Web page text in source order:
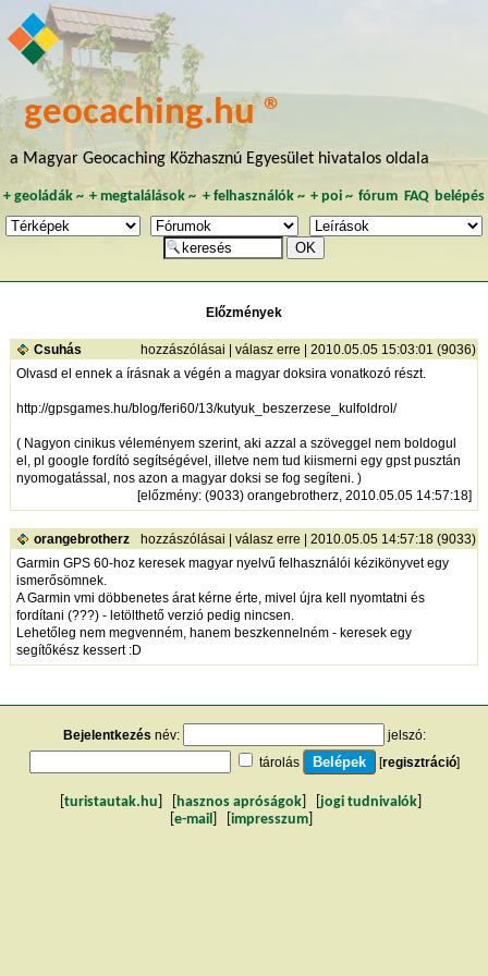
geocaching.hu ®
a Magyar Geocaching Közhasznú Egyesület hivatalos oldala
+ geoládák~ +megtalálások ~ + felhasználók~ + poi~ fórum FAQ belépés
Előzmények
Csuhás hozzászólásai | válasz erre | 2010.05.05 15:03:01 (9036)
Olvasd el ennek a írásnak a végén a magyar doksira vonatkozó részt.
http://gpsgames.hu/blog/feri60/13/kutyuk_beszerzese_kulfoldrol/
( Nagyon cinikus véleményem szerint, aki azzal a szöveggel nem boldogul
el, pl google fordító segítségével, illetve nem tud kiismerni egy gpst pusztán
nyomogatással, nos azon a magyar doksi se fog segíteni. )
[előzmény: (9033) orangebrotherz, 2010.05.05 14:57:18]
orangebrotherz hozzászólásai | válasz erre | 2010.05.05 14:57:18 (9033)
Garmin GPS 60-hoz keresek magyar nyelvű felhasználói kézikönyvet egy
ismerősömnek.
A Garmin vmi döbbenetes árat kérne érte, mivel újra kell nyomtatni és
fordítani (???) - letölthető verzió pedig nincsen.
Lehetőleg nem megvenném, hanem beszkennelném - keresek egy
segítőkész kessert :D
Bejelentkezés név:
jelszó:
tárolás
[regisztráció]
turistautak.hu hasznos apróságok jogi tudnivalók
e-mail impresszum]